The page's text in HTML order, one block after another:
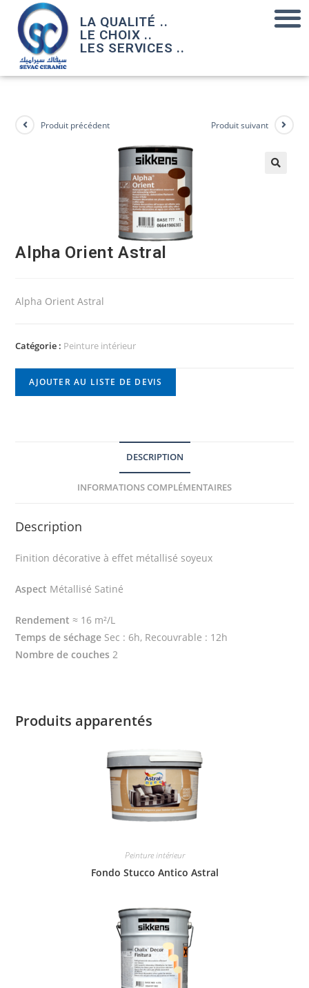
LA QUALITÉ ..
LE CHOIX ..
LES SERVICES ..
Produit précédent Produit suivant
Alpha Orient Astral
Alpha Orient Astral
Catégorie : Peinture intérieur
AJOUTER AU LISTE DE DEVIS
DESCRIPTION
INFORMATIONS COMPLÉMENTAIRES
Description
Finition décorative à effet métallisé soyeux
Aspect Métallisé Satiné
Rendement ≈ 16 m²/L
Temps de séchage Sec : 6h, Recouvrable : 12h
Nombre de couches 2
Produits apparentés
Peinture intérieur
Fondo Stucco Antico Astral